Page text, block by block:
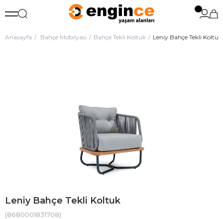
Anasayfa Bahçe Mobilyası Bahçe Tekli Koltuk Leniy Bahçe Tekli Koltuk
Leniy Bahçe Tekli Koltuk
(8680001831708)